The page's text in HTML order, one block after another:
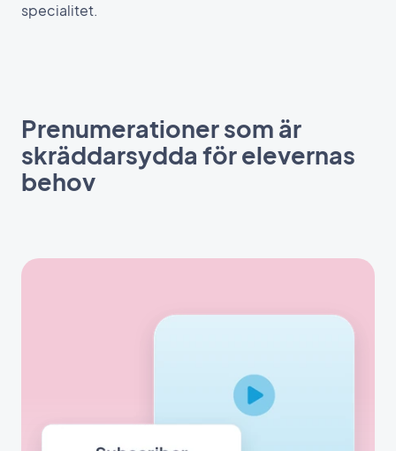
specialitet.
Prenumerationer som är
skräddarsydda för elevernas
behov